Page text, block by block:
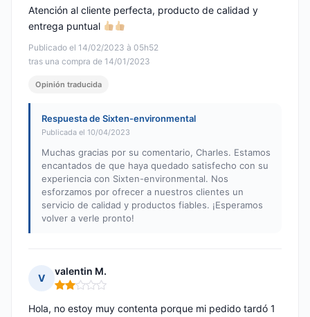
Publicado el 14/02/2023 à 05h52
tras una compra de 14/01/2023
Atención al cliente perfecta, producto de calidad y
entrega puntual
Opinión traducida
Respuesta de Sixten-environmental
Publicada el 10/04/2023
Muchas gracias por su comentario, Charles. Estamos
encantados de que haya quedado satisfecho con su
experiencia con Sixten-environmental. Nos
esforzamos por ofrecer a nuestros clientes un
servicio de calidad y productos fiables. ¡Esperamos
volver a verle pronto!
V
valentin M.
Nota: 2 de 5
Hola, no estoy muy contenta porque mi pedido tardó 1